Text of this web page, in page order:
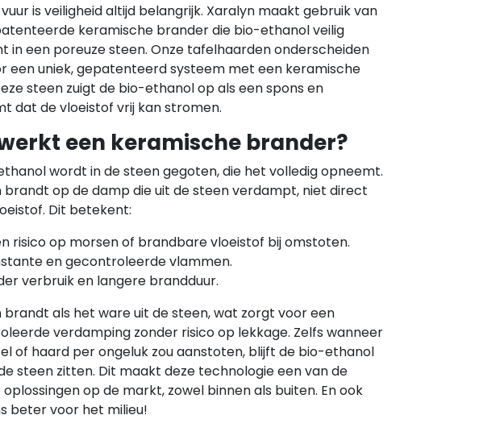
vuur is veiligheid altijd belangrijk. Xaralyn maakt gebruik van
keramische brander die bio-ethanol veilig
in een poreuze steen. Onze tafelhaarden onderscheiden
een uniek, gepatenteerd systeem met een keramische
steen zuigt de bio-ethanol op als een spons en
dat de vloeistof vrij kan stromen.
een keramische brander?
wordt in de steen gegoten, die het volledig opneemt.
brandt op de damp die uit de steen verdampt, niet direct
Dit betekent:
risico op morsen of brandbare vloeistof bij omstoten.
en gecontroleerde vlammen.
verbruik en langere brandduur.
brandt als het ware uit de steen, wat zorgt voor een
verdamping zonder risico op lekkage. Zelfs wanneer
of haard per ongeluk zou aanstoten, blijft de bio-ethanol
steen zitten. Dit maakt deze technologie een van de
op de markt, zowel binnen als buiten. En ook
beter voor het milieu!